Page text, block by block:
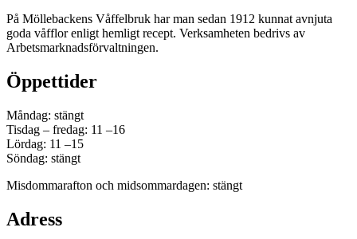
På Möllebackens Våffelbruk har man sedan 1912 kunnat avnjuta
goda våfflor enligt hemligt recept. Verksamheten bedrivs av
Arbetsmarknadsförvaltningen.
Öppettider
Måndag: stängt
Tisdag – fredag: 11 –16
Lördag: 11 –15
Söndag: stängt
Misdommarafton och midsommardagen: stängt
Adress